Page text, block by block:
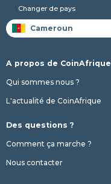
Changer de pays
A propos de CoinAfrique
Qui sommes nous ?
L'actualité de CoinAfrique
Des questions ?
Comment ça marche ?
Nous contacter